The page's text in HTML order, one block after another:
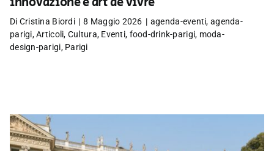
Di Cristina Biordi | 8 Maggio 2026 | agenda-eventi,agenda-
parigi,Articoli, Cultura, Eventi, food-drink-parigi, moda-
design-parigi, Parigi